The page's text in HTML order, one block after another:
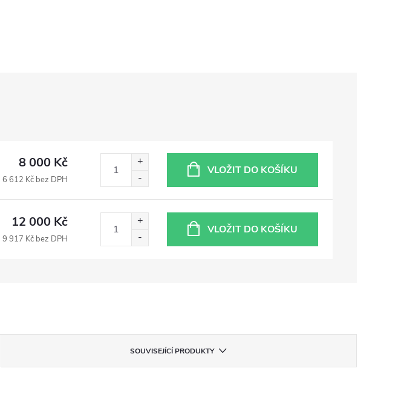
8 000 Kč
6 612 Kč bez DPH
VLOŽIT DO KOŠÍKU
12 000 Kč
9 917 Kč bez DPH
VLOŽIT DO KOŠÍKU
SOUVISEJÍCÍ PRODUKTY